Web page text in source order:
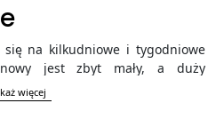
na kilkudniowe i tygodniowe
jest zbyt mały, a duży
walizki twarde z ABS-u
Codury 1200D, o pojemności od
więcej